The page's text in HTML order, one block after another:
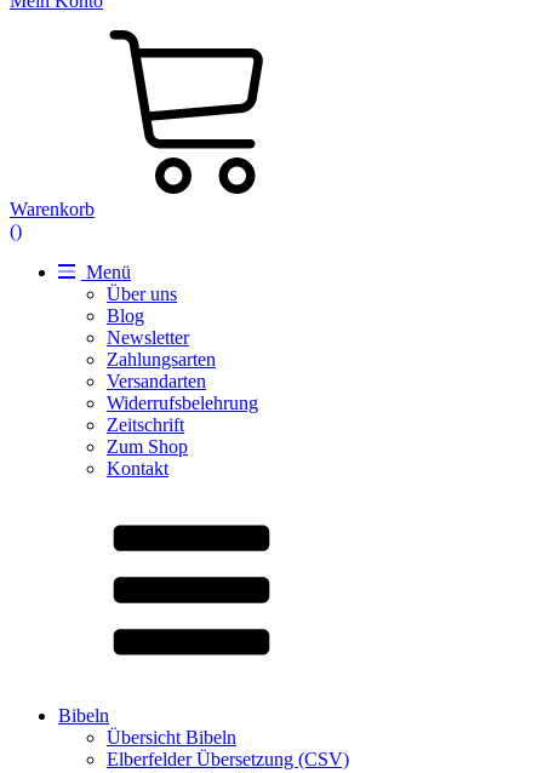
Warenkorb
()
Menü
Über uns
Blog
Newsletter
Zahlungsarten
Versandarten
Widerrufsbelehrung
Zeitschrift
Zum Shop
Kontakt
Bibeln
Übersicht Bibeln
Elberfelder Übersetzung (CSV)